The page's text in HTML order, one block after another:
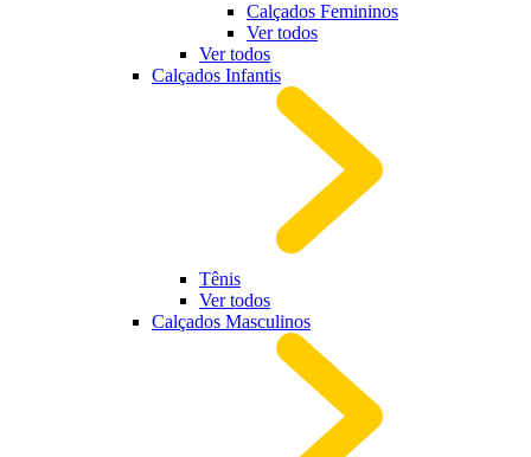
Calçados Femininos
Ver todos
Ver todos
Calçados Infantis
Tênis
Ver todos
Calçados Masculinos